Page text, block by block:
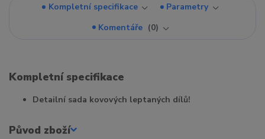
Kompletní specifikace
Parametry
Komentáře
0
Kompletní specifikace
Detailní sada kovových leptaných dílů!
Původ zboží